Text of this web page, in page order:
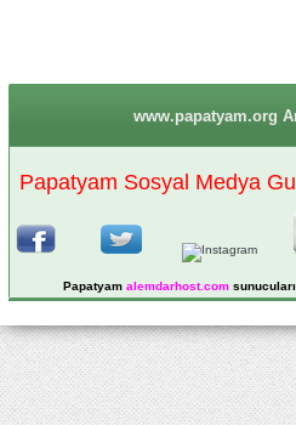
www.papatyam.org
Papatyam Sosyal Medya
Papatyam alemdarhost.com